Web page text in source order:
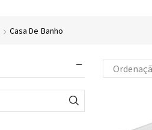
Casa De Banho